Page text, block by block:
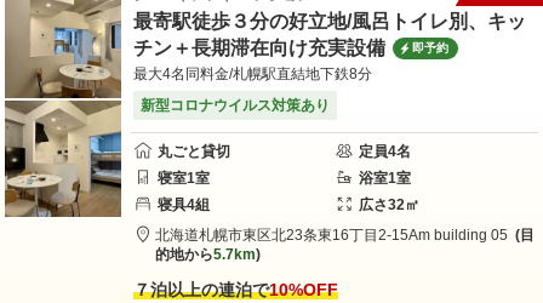
最寄駅徒歩３分の好立地/風呂トイレ別、キッ
チン＋長期滞在向け充実設備
即予約
最大4名同料金/札幌駅直結地下鉄8分
新型コロナウイルス対策あり
丸ごと貸切 定員4名
寝室1室 浴室1室
寝具4組 広さ32㎡
北海道札幌市東区北23条東16丁目2-15Am building 05
目
的地から5.7km
７泊以上の連泊で10%OFF